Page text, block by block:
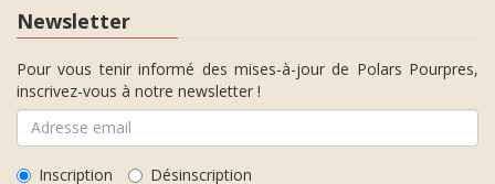
Newsletter
Pour vous tenir informé des mises-à-jour de Polars Pourpres,
inscrivez-vous à notre newsletter !
Inscription Désinscription